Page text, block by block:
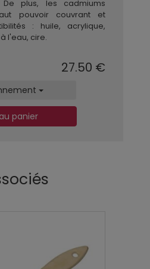
plus, les cadmiums
pouvoir couvrant et
: huile, acrylique,
l'eau, cire.
27.50 €
panier